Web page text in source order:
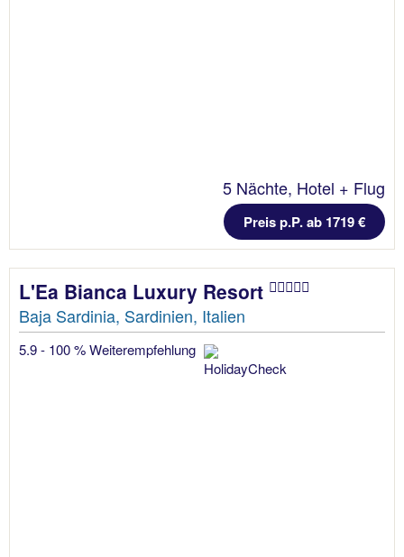
5 Nächte, Hotel + Flug
Preis p.P. ab 1719 €
L'Ea Bianca Luxury Resort
Baja Sardinia, Sardinien, Italien
5.9 - 100 % Weiterempfehlung